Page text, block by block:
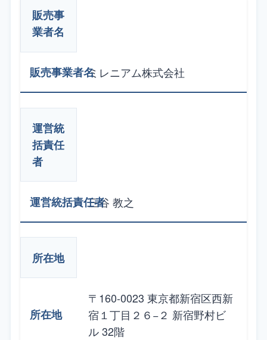
販売事
業者名
ミレニアム株式会社
運営統
括責任
者
三谷 教之
所在地
〒160-0023 東京都新宿区西新
宿１丁目２６−２ 新宿野村ビ
ル 32階